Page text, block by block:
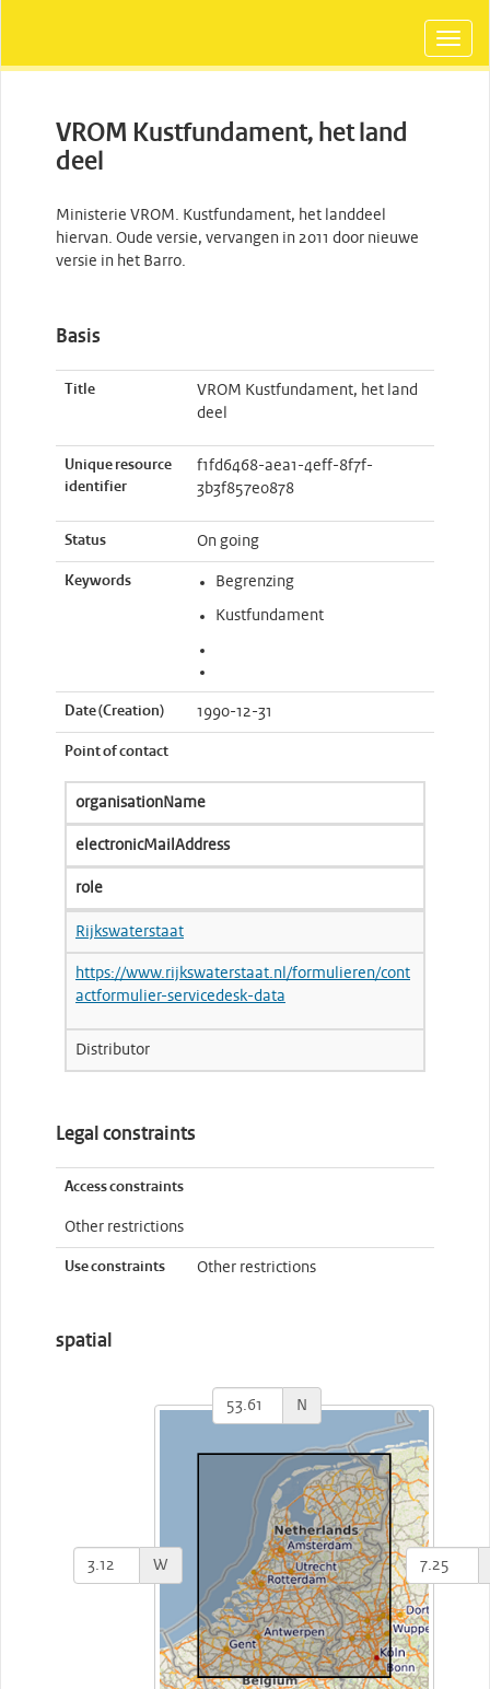
VROM Kustfundament, het land
deel
Ministerie VROM. Kustfundament, het landdeel
hiervan. Oude versie, vervangen in 2011 door nieuwe
versie in het Barro.
Basis
Title
VROM Kustfundament, het land
deel
Unique resource
identifier
f1fd6468-aea1-4eff-8f7f-
3b3f857e0878
Status On going
Keywords Begrenzing
Kustfundament
Date (Creation) 1990-12-31
Point of contact
organisationName
electronicMailAddress
role
Rijkswaterstaat
https://www.rijkswaterstaat.nl/formulieren/cont
actformulier-servicedesk-data
Distributor
Legal constraints
Access constraints
Other restrictions
Use constraints Other restrictions
spatial
N
W